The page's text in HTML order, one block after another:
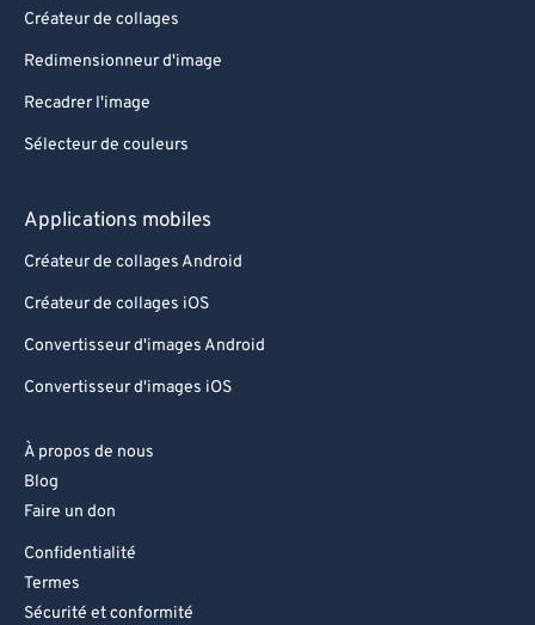
Créateur de collages
Redimensionneur d'image
Recadrer l'image
Sélecteur de couleurs
Applications mobiles
Créateur de collages Android
Créateur de collages iOS
Convertisseur d'images Android
Convertisseur d'images iOS
À propos de nous
Blog
Faire un don
Confidentialité
Termes
Sécurité et conformité